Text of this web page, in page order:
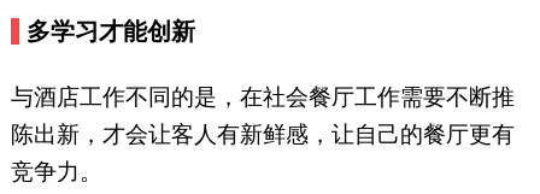
多学习才能创新
与酒店工作不同的是，在社会餐厅工作需要不断推
陈出新，才会让客人有新鲜感，让自己的餐厅更有
竞争力。